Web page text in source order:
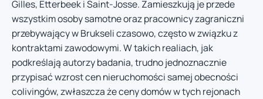
Gilles, Etterbeek i Saint-Josse. Zamieszkują je przede
wszystkim osoby samotne oraz pracownicy zagraniczni
przebywający w Brukseli czasowo, często w związku z
kontraktami zawodowymi. W takich realiach, jak
podkreślają autorzy badania, trudno jednoznacznie
przypisać wzrost cen nieruchomości samej obecności
colivingów, zwłaszcza że ceny domów w tych rejonach